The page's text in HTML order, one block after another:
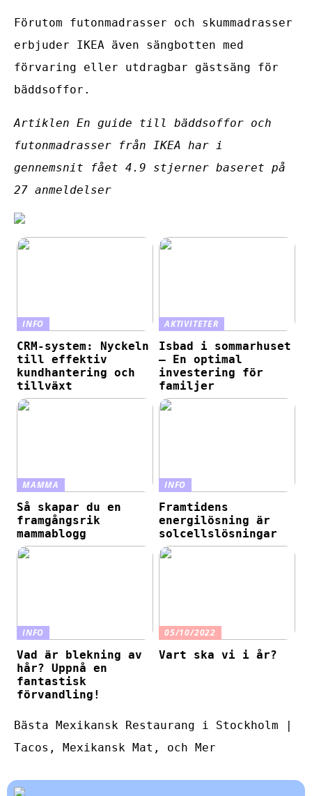
Förutom futonmadrasser och skummadrasser
erbjuder IKEA även sängbotten med
förvaring eller utdragbar gästsäng för
bäddsoffor.
Artiklen En guide till bäddsoffor och
futonmadrasser från IKEA har i
gennemsnit fået 4.9 stjerner baseret på
27 anmeldelser
INFO
CRM-system: Nyckeln
till effektiv
kundhantering och
tillväxt
AKTIVITETER
Isbad i sommarhuset
– En optimal
investering för
familjer
MAMMA
Så skapar du en
framgångsrik
mammablogg
INFO
Framtidens
energilösning är
solcellslösningar
INFO
Vad är blekning av
hår? Uppnå en
fantastisk
förvandling!
05/10/2022
Vart ska vi i år?
Bästa Mexikansk Restaurang i Stockholm |
Tacos, Mexikansk Mat, och Mer